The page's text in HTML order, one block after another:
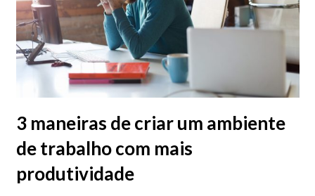
3 maneiras de criar um ambiente
de trabalho com mais
produtividade